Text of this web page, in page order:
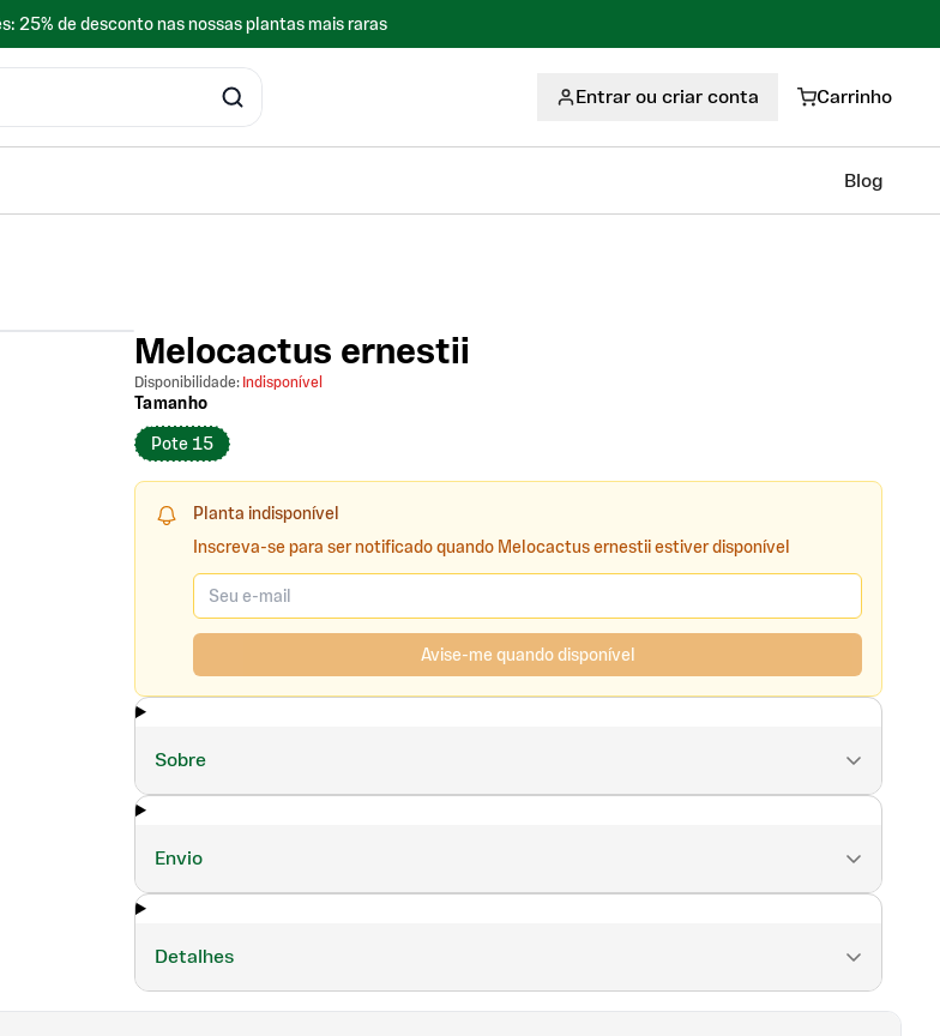
25% de desconto nas nossas plantas mais raras
Entrar ou criar conta Carrinho
Blog
Melocactus ernestii
Disponibilidade: Indisponível
Tamanho
Pote 15
Planta indisponível
Inscreva-se para ser notificado quando Melocactus ernestii estiver disponível
Avise-me quando disponível
Sobre
Envio
Detalhes